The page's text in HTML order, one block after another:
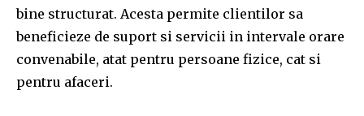
bine structurat. Acesta permite clientilor sa
beneficieze de suport si servicii in intervale orare
convenabile, atat pentru persoane fizice, cat si
pentru afaceri.